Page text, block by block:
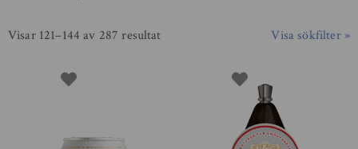
Visa sökfilter »
Visar 121–144 av 287 resultat